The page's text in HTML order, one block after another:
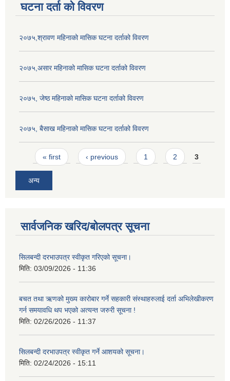
घटना दर्ता को विवरण
२०७५,श्रावण महिनाको मासिक घटना दर्ताको विवरण
२०७५,असार महिनाको मासिक घटना दर्ताको विवरण
२०७५, जेष्ठ महिनाको मासिक घटना दर्ताको विवरण
२०७५, बैसाख महिनाको मासिक घटना दर्ताको विवरण
Pages
« first ‹ previous 1 2 3
अन्य
सार्वजनिक खरिद/बोलपत्र सूचना
सिलबन्दी दरभाउपत्र स्वीकृत गरिएको सूचना।
मिति: 03/09/2026 - 11:36
बचत तथा ऋणको मुख्य कारोबार गर्ने सहकारी संस्थाहरुलाई दर्ता अभिलेखीकरण
गर्न समयावधि थप भएको अत्यन्त जरुरी सूचना !
मिति: 02/26/2026 - 11:37
सिलबन्दी दरभाउपत्र स्वीकृत गर्ने आशयको सूचना।
मिति: 02/24/2026 - 15:11